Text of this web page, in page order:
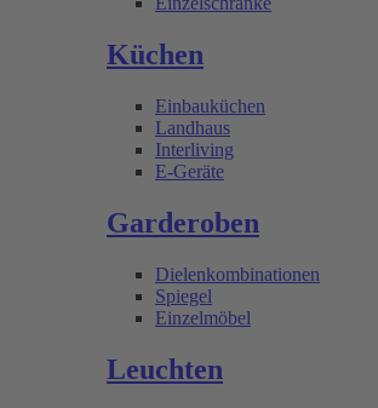
Küchen
Einbauküchen
Landhaus
Interliving
E-Geräte
Garderoben
Dielenkombinationen
Spiegel
Einzelmöbel
Leuchten